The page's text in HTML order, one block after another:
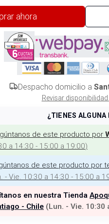
ahora
Despacho domicilio a
Revisar
¿TIENES ALGUNA
de este producto por
a 14:30 - 15:00 a 19:00)
de este producto por
- Vie. 10:30 a 14:30 - 15:00 a
en nuestra Tienda
- Chile (Lun. - Vie. 10:30